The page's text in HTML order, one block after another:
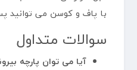
با پاف و کوسن می توانید
سوالات متداول
آیا می توان پارچه